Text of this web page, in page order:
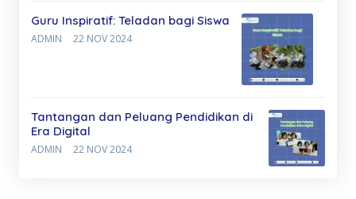
Guru Inspiratif: Teladan bagi Siswa
ADMIN 22 NOV 2024
Tantangan dan Peluang Pendidikan di
Era Digital
ADMIN 22 NOV 2024